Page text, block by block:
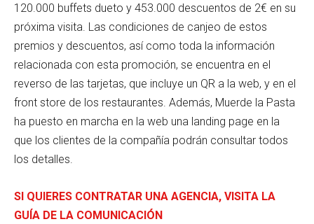
120.000 buffets dueto y 453.000 descuentos de 2€ en su
próxima visita. Las condiciones de canjeo de estos
premios y descuentos, así como toda la información
relacionada con esta promoción, se encuentra en el
reverso de las tarjetas, que incluye un QR a la web, y en el
front store de los restaurantes. Además, Muerde la Pasta
ha puesto en marcha en la web una landing page en la
que los clientes de la compañía podrán consultar todos
los detalles.
SI QUIERES CONTRATAR UNA AGENCIA, VISITA LA
GUÍA DE LA COMUNICACIÓN